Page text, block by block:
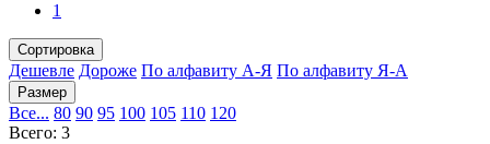
1
Сортировка
Дешевле Дороже По алфавиту А-Я По алфавиту Я-А
Размер
Все... 80 90 95 100 105 110 120
Всего: 3